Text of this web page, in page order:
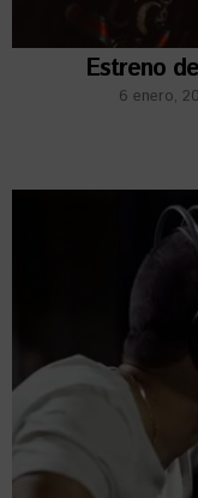
Estreno
6 enero,